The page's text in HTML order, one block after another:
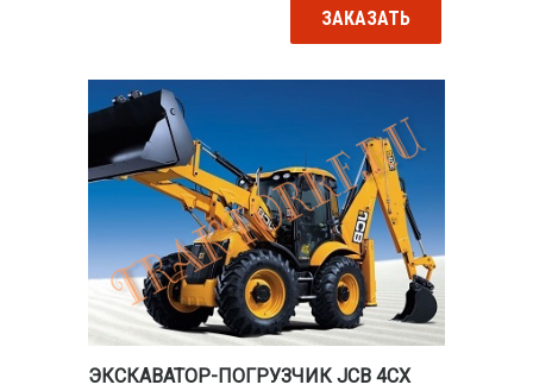
ЗАКАЗАТЬ
ЭКСКАВАТОР-ПОГРУЗЧИК JCB 4CX